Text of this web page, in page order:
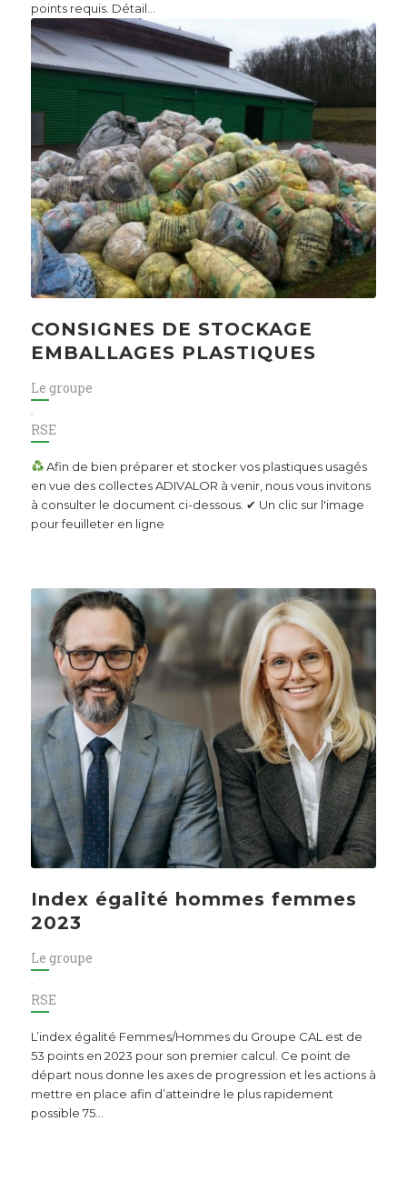
points requis. Détail…
CONSIGNES DE STOCKAGE
EMBALLAGES PLASTIQUES
Le groupe
,
RSE
Afin de bien préparer et stocker vos plastiques usagés
en vue des collectes ADIVALOR à venir, nous vous invitons
à consulter le document ci-dessous. ✔ Un clic sur l'image
pour feuilleter en ligne
Index égalité hommes femmes
2023
Le groupe
,
RSE
L’index égalité Femmes/Hommes du Groupe CAL est de
53 points en 2023 pour son premier calcul. Ce point de
départ nous donne les axes de progression et les actions à
mettre en place afin d’atteindre le plus rapidement
possible 75…